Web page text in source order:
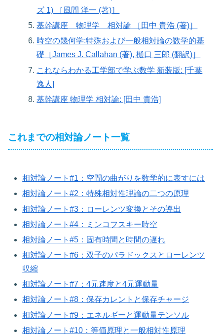
ズ 1) ［風間 洋一 (著)］
基幹講座 物理学 相対論 ［田中 貴浩 (著)］
時空の幾何学:特殊および一般相対論の数学的基
礎［James J. Callahan (著), 樋口 三郎 (翻訳)］
これならわかる工学部で学ぶ数学 新装版: [千葉
逸人]
基幹講座 物理学 相対論: [田中 貴浩]
これまでの相対論ノート一覧
相対論ノート#1：空間の曲がりを数学的に表すには
相対論ノート#2：特殊相対性理論の二つの原理
相対論ノート#3：ローレンツ変換とその導出
相対論ノート#4：ミンコフスキー時空
相対論ノート#5：固有時間と時間の遅れ
相対論ノート#6：双子のパラドックスとローレンツ
収縮
相対論ノート#7：4元速度と4元運動量
相対論ノート#8：保存カレントと保存チャージ
相対論ノート#9：エネルギーと運動量テンソル
相対論ノート#10：等価原理と一般相対性原理